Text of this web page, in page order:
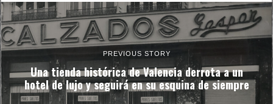
PREVIOUS STORY
Una tienda histórica de Valencia derrota a un
hotel de lujo y seguirá en su esquina de siempre